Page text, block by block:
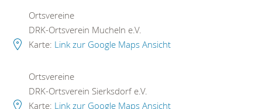
Ortsvereine
DRK-Ortsverein Mucheln e.V.
Karte: Link zur Google Maps Ansicht
Ortsvereine
DRK-Ortsverein Sierksdorf e.V.
Karte: Link zur Google Maps Ansicht